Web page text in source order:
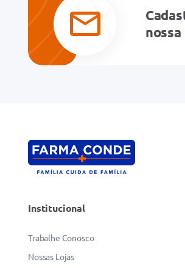
★★★
Seu nome
nossa
Institucional
Trabalhe Conosco
Nossas Lojas